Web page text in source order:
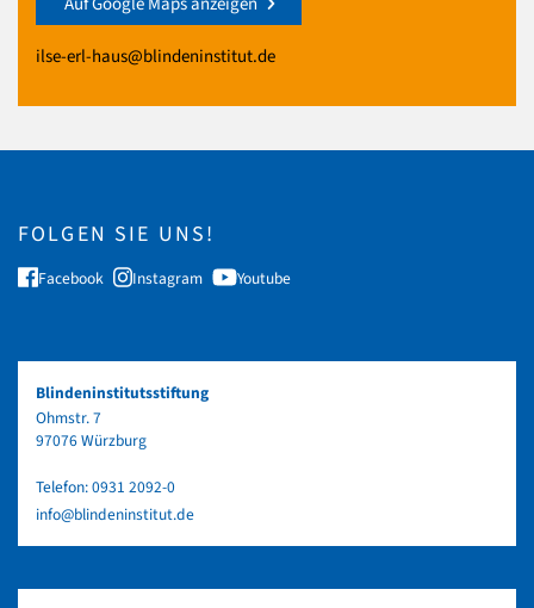
ilse-erl-haus@blindeninstitut.de
FOLGEN SIE UNS!
Facebook Instagram Youtube
Blindeninstitutsstiftung
Ohmstr. 7
97076 Würzburg
Telefon:0931 2092-0
info@blindeninstitut.de